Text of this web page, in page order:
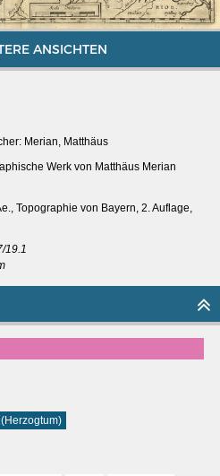
Schiffbau
ANSICHTEN
Merian, Matthäus
Werk von Matthäus Merian
Topographie von Bayern, 2. Auflage,
19.1